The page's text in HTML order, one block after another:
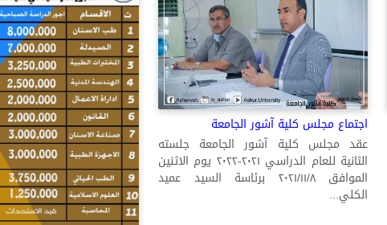
اجتماع مجلس كلية آشور الجامعة
عقد مجلس كلية آشور الجامعة جلسته
الثانية للعام الدراسي ٢٠٢١-٢٠٢٢ يوم الاثنين
الموافق ٢٠٢١/١١/٨ برئاسة السيد عميد
الكلي...